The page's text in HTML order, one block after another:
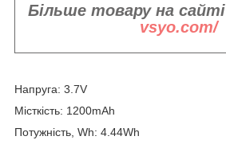
Більше товару на сайті
vsyo.com/
Напруга: 3.7V
Місткість: 1200mAh
Потужність, Wh: 4.44Wh